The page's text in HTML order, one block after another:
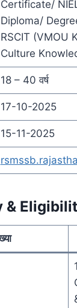
Certificate/
Diploma/
RSCIT (VMOU
Culture
18 – 40 वर्ष
17-10-2025
15-11-2025
&